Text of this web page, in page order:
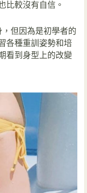
比較沒有自信。
但因為是初學者的
各種重訓姿勢和培
看到身型上的改變